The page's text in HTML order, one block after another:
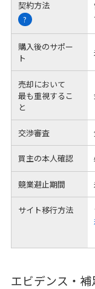
契約方法
?
購入後のサポー
ト
売却において
最も重視するこ
と
交渉審査
買主の本人確認
競業避止期間
サイト移行方法
エビデンス・